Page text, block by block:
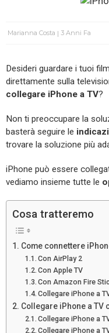
Marianna Costa 3 Anni Fa
Desideri guardare i tuoi
direttamente sulla
collegare iPhone a TV?
Non ti preoccupare la
basterà seguire le
trovare la soluzione più
iPhone può essere
vediamo insieme tutte le
Cosa tratteremo
Come connettere
Con AirPlay 2
Con Apple TV
Con Amazon Fire
Collegare iPhone a
Collegare iPhone a TV
Collegare iPhone a
Collegare iPhone a